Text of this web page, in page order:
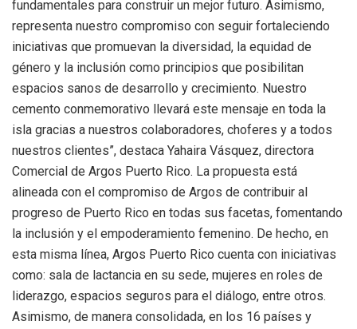
fundamentales para construir un mejor futuro. Asimismo,
representa nuestro compromiso con seguir fortaleciendo
iniciativas que promuevan la diversidad, la equidad de
género y la inclusión como principios que posibilitan
espacios sanos de desarrollo y crecimiento. Nuestro
cemento conmemorativo llevará este mensaje en toda la
isla gracias a nuestros colaboradores, choferes y a todos
nuestros clientes”, destaca Yahaira Vásquez, directora
Comercial de Argos Puerto Rico. La propuesta está
alineada con el compromiso de Argos de contribuir al
progreso de Puerto Rico en todas sus facetas, fomentando
la inclusión y el empoderamiento femenino. De hecho, en
esta misma línea, Argos Puerto Rico cuenta con iniciativas
como: sala de lactancia en su sede, mujeres en roles de
liderazgo, espacios seguros para el diálogo, entre otros.
Asimismo, de manera consolidada, en los 16 países y